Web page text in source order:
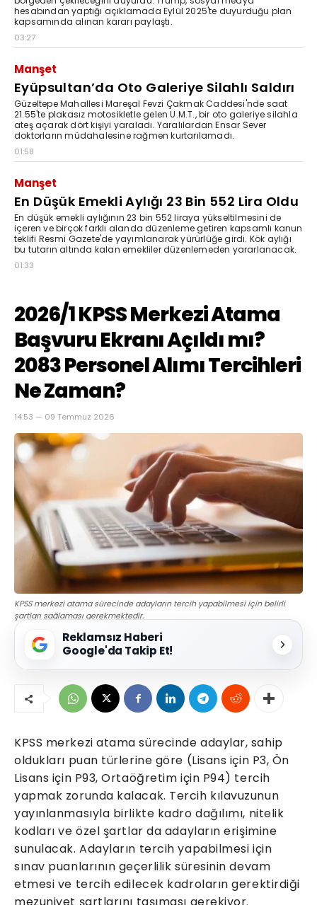
hesabından yaptığı açıklamada Eylül 2025'te duyurduğu plan
kapsamında alınan kararı paylaştı.
03:27
Manşet
Eyüpsultan’da Oto Galeriye Silahlı Saldırı
Güzeltepe Mahallesi Mareşal Fevzi Çakmak Caddesi'nde saat
21.55'te plakasız motosikletle gelen U.M.T., bir oto galeriye silahla
ateş açarak dört kişiyi yaraladı. Yaralılardan Ensar Sever
doktorların müdahalesine rağmen kurtarılamadı.
01:58
Manşet
En Düşük Emekli Aylığı 23 Bin 552 Lira Oldu
En düşük emekli aylığının 23 bin 552 liraya yükseltilmesini de
içeren ve birçok farklı alanda düzenleme getiren kapsamlı kanun
teklifi Resmi Gazete'de yayımlanarak yürürlüğe girdi. Kök aylığı
bu tutarın altında kalan emekliler düzenlemeden yararlanacak.
01:33